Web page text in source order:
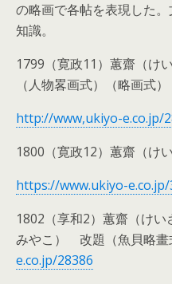
の略画で各帖を表現した
知識。
1799（寛政11）蕙齋（け
（人物畧画式）（略画式）
http://www,ukiyo-e.co.jp/
1800（寛政12）蕙齋（
https://www.ukiyo-e.co.jp/
1802（享和2）蕙齋（け
みやこ） 改題（魚貝略畫
e.co.jp/28386